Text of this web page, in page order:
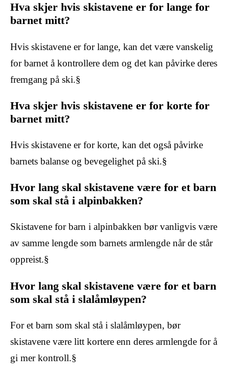
Hva skjer hvis skistavene er for lange for
barnet mitt?
Hvis skistavene er for lange, kan det være vanskelig
for barnet å kontrollere dem og det kan påvirke deres
fremgang på ski.§
Hva skjer hvis skistavene er for korte for
barnet mitt?
Hvis skistavene er for korte, kan det også påvirke
barnets balanse og bevegelighet på ski.§
Hvor lang skal skistavene være for et barn
som skal stå i alpinbakken?
Skistavene for barn i alpinbakken bør vanligvis være
av samme lengde som barnets armlengde når de står
oppreist.§
Hvor lang skal skistavene være for et barn
som skal stå i slalåmløypen?
For et barn som skal stå i slalåmløypen, bør
skistavene være litt kortere enn deres armlengde for å
gi mer kontroll.§